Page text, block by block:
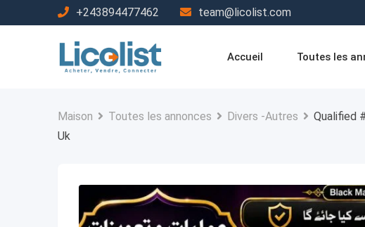
au
+243894477462 team@licolist.com
Accueil Toutes les
Maison Toutes les annonces Divers -Autres
Qualified
Uk